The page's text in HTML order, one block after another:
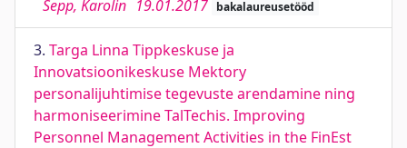
Sepp, Karolin 19.01.2017 bakalaureusetööd
3. Targa Linna Tippkeskuse ja
Innovatsioonikeskuse Mektory
personalijuhtimise tegevuste arendamine ning
harmoniseerimine TalTechis. Improving
Personnel Management Activities in the FinEst